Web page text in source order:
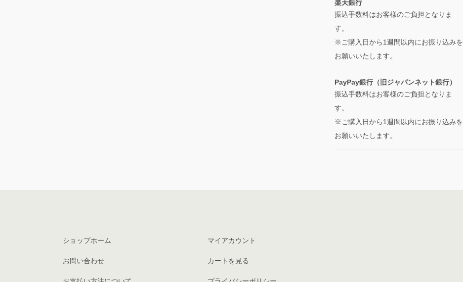
楽天銀行
振込手数料はお客様のご負担となりま
す。
※ご購入日から1週間以内にお振り込みを
お願いいたします。
PayPay銀行（旧ジャパンネット銀行）
振込手数料はお客様のご負担となりま
す。
※ご購入日から1週間以内にお振り込みを
お願いいたします。
ショップホーム
お問い合わせ
マイアカウント
カートを見る